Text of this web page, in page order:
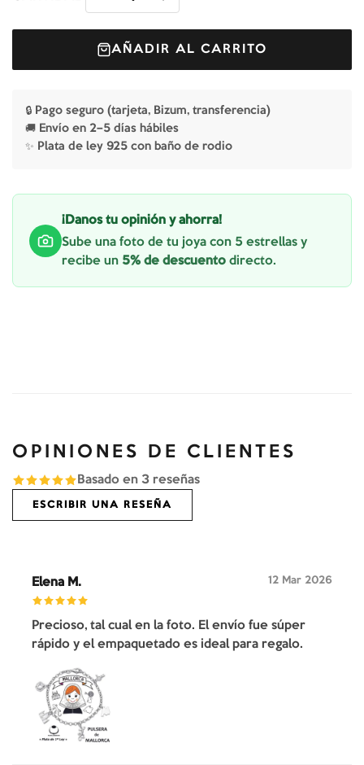
AÑADIR AL CARRITO
🔒 Pago seguro (tarjeta, Bizum, transferencia)
🚚 Envío en 2–5 días hábiles
✨ Plata de ley 925 con baño de rodio
¡Danos tu opinión y ahorra!
Sube una foto de tu joya con 5 estrellas y
recibe un 5% de descuento directo.
OPINIONES DE CLIENTES
Basado en 3 reseñas
ESCRIBIR UNA RESEÑA
Elena M. 12 Mar 2026
Precioso, tal cual en la foto. El envío fue súper
rápido y el empaquetado es ideal para regalo.